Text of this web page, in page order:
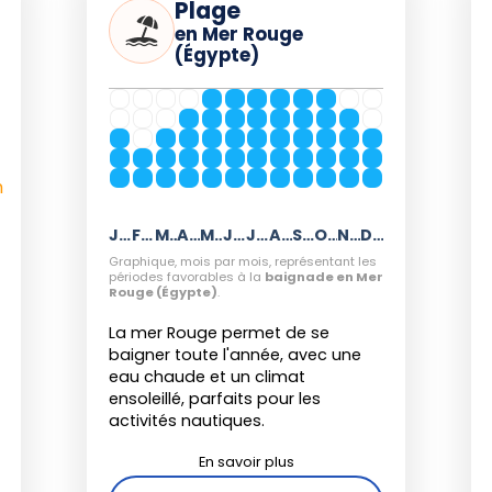
jours après la pleine lune de juin)
de biologie marine.
des vacances d'été (juillet-août) ;
privilégiez les mois d'avril-juin et
Mer Rougese situe d'avril àjuin
Les plongeurs trouveront leur
tandis que l'été conviendra aux
nautiques. L'hiver, plus tranquille,
de la côte égyptienne et de ses
Plage
en Mer Rouge
(Égypte)
Janvier Février Mars Avril Mai Juin Juillet Août Septembre Octobre Novembre Décembre
Graphique, mois par mois, représentant les
périodes favorables à la baignade en Mer
Rouge (Égypte).
La mer Rouge permet de se
baigner toute l'année, avec une
eau chaude et un climat
ensoleillé, parfaits pour les
activités nautiques.